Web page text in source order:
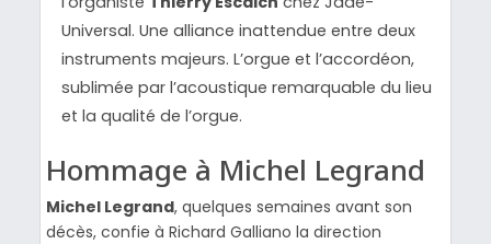
Universal. Une alliance inattendue entre deux
instruments majeurs. L’orgue et l’accordéon,
sublimée par l’acoustique remarquable du lieu
et la qualité de l’orgue.
Hommage à Michel Legrand
Michel Legrand, quelques semaines avant son
décès, confie à Richard Galliano la direction